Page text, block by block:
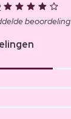
beoordeling